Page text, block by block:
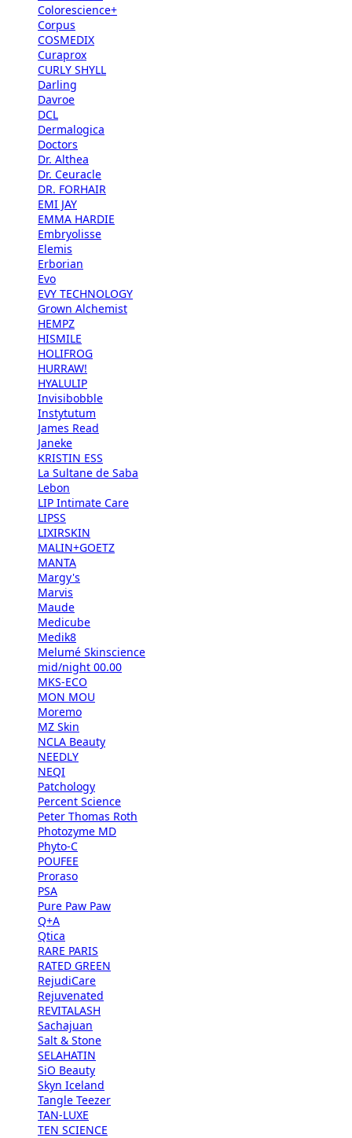
Colorescience+
Corpus
COSMEDIX
Curaprox
CURLY SHYLL
Darling
Davroe
DCL
Dermalogica
Doctors
Dr. Althea
Dr. Ceuracle
DR. FORHAIR
EMI JAY
EMMA HARDIE
Embryolisse
Elemis
Erborian
Evo
EVY TECHNOLOGY
Grown Alchemist
HEMPZ
HISMILE
HOLIFROG
HURRAW!
HYALULIP
Invisibobble
Instytutum
James Read
Janeke
KRISTIN ESS
La Sultane de Saba
Lebon
LIP Intimate Care
LIPSS
LIXIRSKIN
MALIN+GOETZ
MANTA
Margy's
Marvis
Maude
Medicube
Medik8
Melumé Skinscience
mid/night 00.00
MKS-ECO
MON MOU
Moremo
MZ Skin
NCLA Beauty
NEEDLY
NEQI
Patchology
Percent Science
Peter Thomas Roth
Photozyme MD
Phyto-C
POUFEE
Proraso
PSA
Pure Paw Paw
Q+A
Qtica
RARE PARIS
RATED GREEN
RejudiCare
Rejuvenated
REVITALASH
Sachajuan
Salt & Stone
SELAHATIN
SiO Beauty
Skyn Iceland
Tangle Teezer
TAN-LUXE
TEN SCIENCE